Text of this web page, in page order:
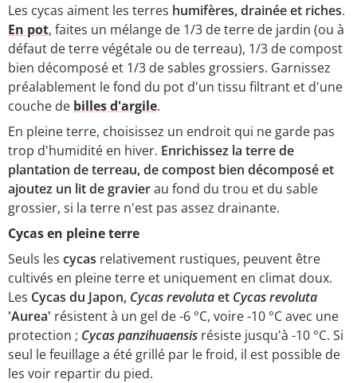
Les cycas aiment les terres humifères, drainée et riches.
En pot, faites un mélange de 1/3 de terre de jardin (ou à
défaut de terre végétale ou de terreau), 1/3 de compost
bien décomposé et 1/3 de sables grossiers. Garnissez
préalablement le fond du pot d'un tissu filtrant et d'une
couche de billes d'argile.
En pleine terre, choisissez un endroit qui ne garde pas
trop d'humidité en hiver. Enrichissez la terre de
plantation de terreau, de compost bien décomposé et
ajoutez un lit de gravierau fond du trou et du sable
grossier, si la terre n'est pas assez drainante.
Cycas en pleine terre
Seuls les cycas relativement rustiques, peuvent être
cultivés en pleine terre et uniquement en climat doux.
Les Cycas du Japon, Cycas revolutaet Cycas revoluta
'Aurea' résistent à un gel de -6 °C, voire -10 °C avec une
protection ; Cycas panzihuaensis résiste jusqu'à -10 °C. Si
seul le feuillage a été grillé par le froid, il est possible de
les voir repartir du pied.